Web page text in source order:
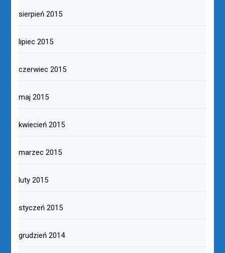
sierpień 2015
lipiec 2015
czerwiec 2015
maj 2015
kwiecień 2015
marzec 2015
luty 2015
styczeń 2015
grudzień 2014